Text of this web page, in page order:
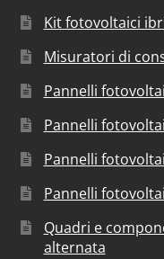
Kit fotovoltaici
Misuratori di
Pannelli
Pannelli
Pannelli
Pannelli
Quadri e
alternata